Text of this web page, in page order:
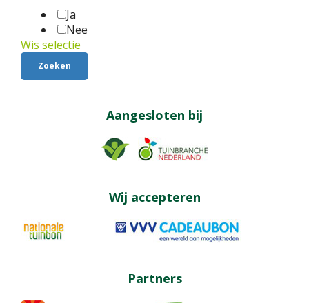
Ja
Nee
Wis selectie
Aangesloten bij
Wij accepteren
Partners